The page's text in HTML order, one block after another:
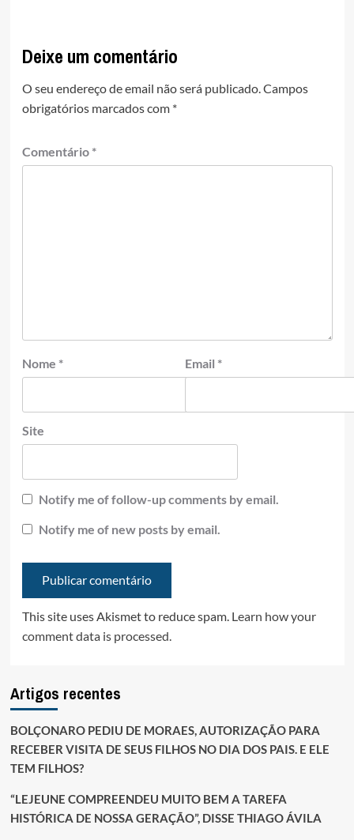
Deixe um comentário
O seu endereço de email não será publicado. Campos
obrigatórios marcados com *
Comentário *
Nome * Email *
Site
Notify me of follow-up comments by email.
Notify me of new posts by email.
This site uses Akismet to reduce spam. Learn how your
comment data is processed.
Artigos recentes
BOLÇONARO PEDIU DE MORAES, AUTORIZAÇÃO PARA
RECEBER VISITA DE SEUS FILHOS NO DIA DOS PAIS. E ELE
TEM FILHOS?
“LEJEUNE COMPREENDEU MUITO BEM A TAREFA
HISTÓRICA DE NOSSA GERAÇÃO”, DISSE THIAGO ÁVILA